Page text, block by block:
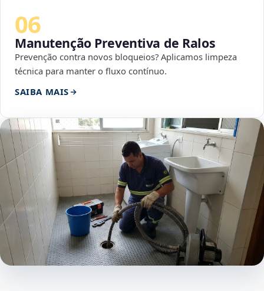
06
Manutenção Preventiva de Ralos
Prevenção contra novos bloqueios? Aplicamos limpeza
técnica para manter o fluxo contínuo.
SAIBA MAIS